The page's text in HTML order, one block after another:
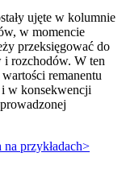
ujęte w kolumnie
w momencie
przeksięgować do
rozchodów. W ten
remanentu
w konsekwencji
przykładach>